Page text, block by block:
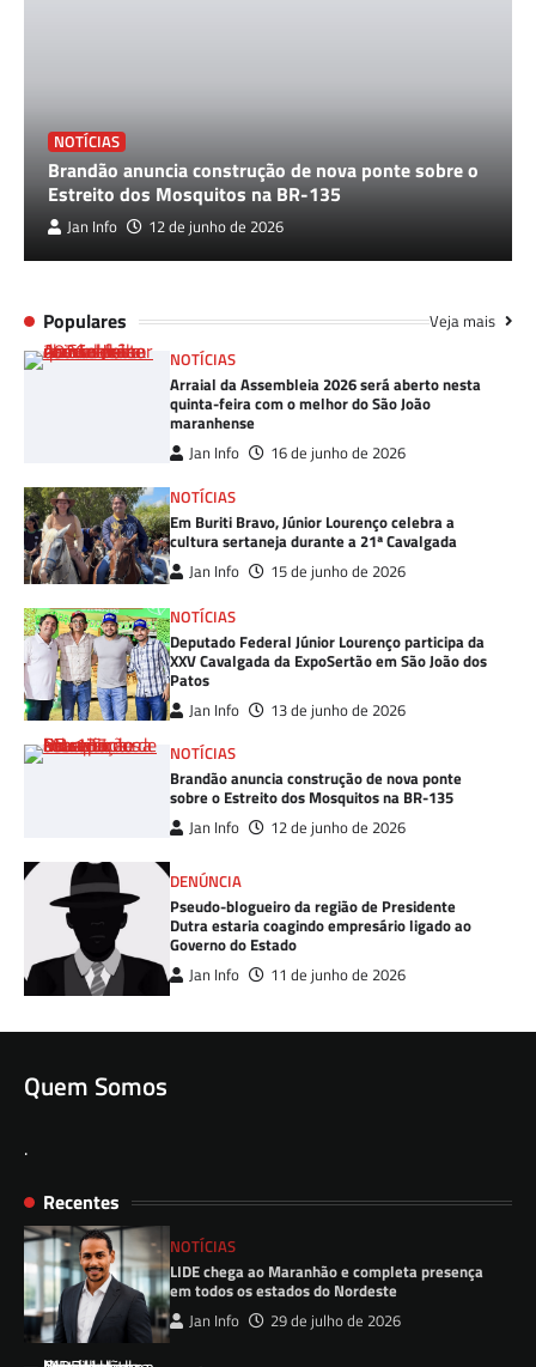
NOTÍCIAS
Brandão anuncia construção de nova ponte sobre o
Estreito dos Mosquitos na BR-135
Jan Info 12 de junho de 2026
Populares Veja mais
NOTÍCIAS
Arraial da Assembleia 2026 será aberto nesta
quinta-feira com o melhor do São João
maranhense
Jan Info
16 de junho de 2026
NOTÍCIAS
Em Buriti Bravo, Júnior Lourenço celebra a
cultura sertaneja durante a 21ª Cavalgada
Jan Info
15 de junho de 2026
NOTÍCIAS
Deputado Federal Júnior Lourenço participa da
XXV Cavalgada da ExpoSertão em São João dos
Patos
Jan Info
13 de junho de 2026
NOTÍCIAS
Brandão anuncia construção de nova ponte
sobre o Estreito dos Mosquitos na BR-135
Jan Info 12 de junho de 2026
DENÚNCIA
Pseudo-blogueiro da região de Presidente
Dutra estaria coagindo empresário ligado ao
Governo do Estado
Jan Info 11 de junho de 2026
Quem Somos
.
Recentes
NOTÍCIAS
LIDE chega ao Maranhão e completa presença
em todos os estados do Nordeste
Jan Info 29 de julho de 2026